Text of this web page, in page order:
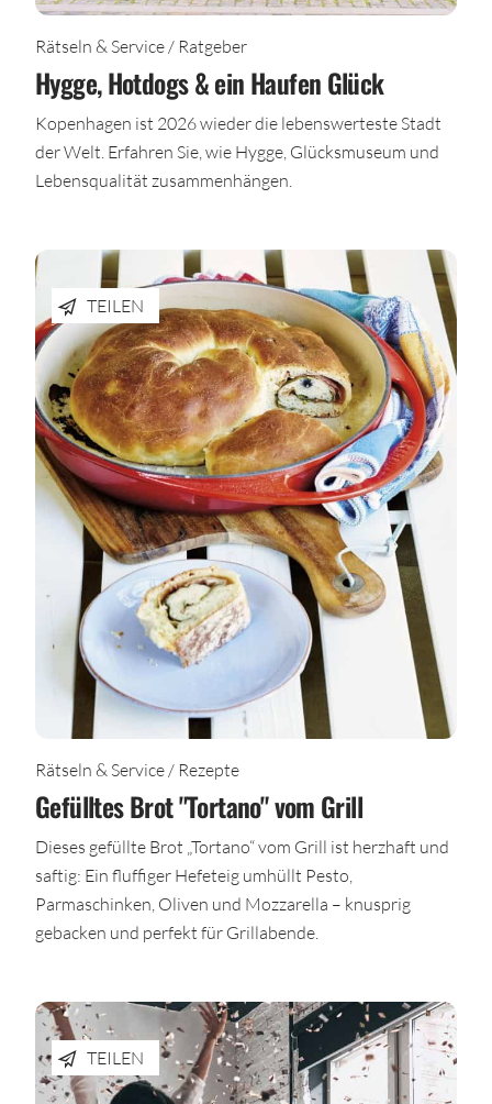
Rätseln & Service / Ratgeber
Hygge, Hotdogs & ein Haufen Glück
Kopenhagen ist 2026 wieder die lebenswerteste Stadt
der Welt. Erfahren Sie, wie Hygge, Glücksmuseum und
Lebensqualität zusammenhängen.
TEILEN
Rätseln & Service / Rezepte
Gefülltes Brot "Tortano" vom Grill
Dieses gefüllte Brot „Tortano“ vom Grill ist herzhaft und
saftig: Ein fluffiger Hefeteig umhüllt Pesto,
Parmaschinken, Oliven und Mozzarella – knusprig
gebacken und perfekt für Grillabende.
TEILEN